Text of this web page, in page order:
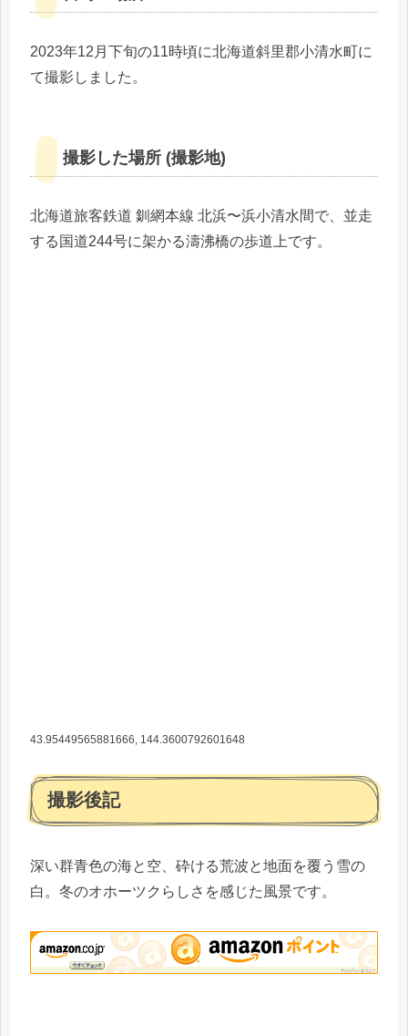
2023年12月下旬の11時頃に北海道斜里郡小清水町に
て撮影しました。
撮影した場所 (撮影地)
北海道旅客鉄道 釧網本線 北浜〜浜小清水間で、並走
する国道244号に架かる濤沸橋の歩道上です。
43.95449565881666, 144.3600792601648
撮影後記
深い群青色の海と空、砕ける荒波と地面を覆う雪の
白。冬のオホーツクらしさを感じた風景です。